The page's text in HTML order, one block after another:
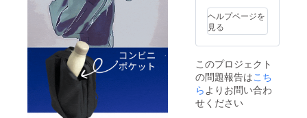
定価格
がる可
能性も
ござい
ます。
況、製
造工程
上の都
合等に
荷時期
が遅れ
る場合
があり
計金額
に対す
るもの
です。
ン・仕
様は変
更にな
る可能
性もご
ヘルプページを
見る
このプロジェクト
の問題報告はこち
ら よりお問い合わ
せください